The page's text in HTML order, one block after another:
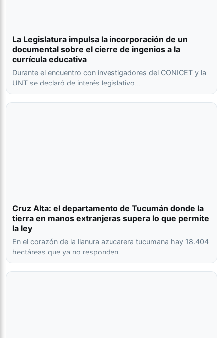
La Legislatura impulsa la incorporación de un
documental sobre el cierre de ingenios a la
currícula educativa
Durante el encuentro con investigadores del CONICET y la
UNT se declaró de interés legislativo…
Cruz Alta: el departamento de Tucumán donde la
tierra en manos extranjeras supera lo que permite
la ley
En el corazón de la llanura azucarera tucumana hay 18.404
hectáreas que ya no responden…